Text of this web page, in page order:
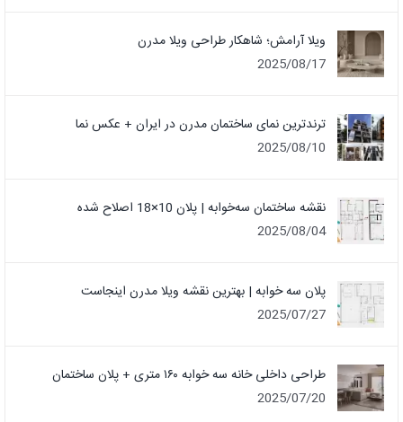
ویلا آرامش؛ شاهکار طراحی ویلا مدرن
2025/08/17
ترندترین نمای ساختمان مدرن در ایران + عکس نما
2025/08/10
نقشه ساختمان سه‌خوابه | پلان 10×18 اصلاح شده
2025/08/04
پلان سه خوابه | بهترین نقشه ویلا مدرن اینجاست
2025/07/27
طراحی داخلی خانه سه خوابه ۱۶۰ متری + پلان ساختمان
2025/07/20